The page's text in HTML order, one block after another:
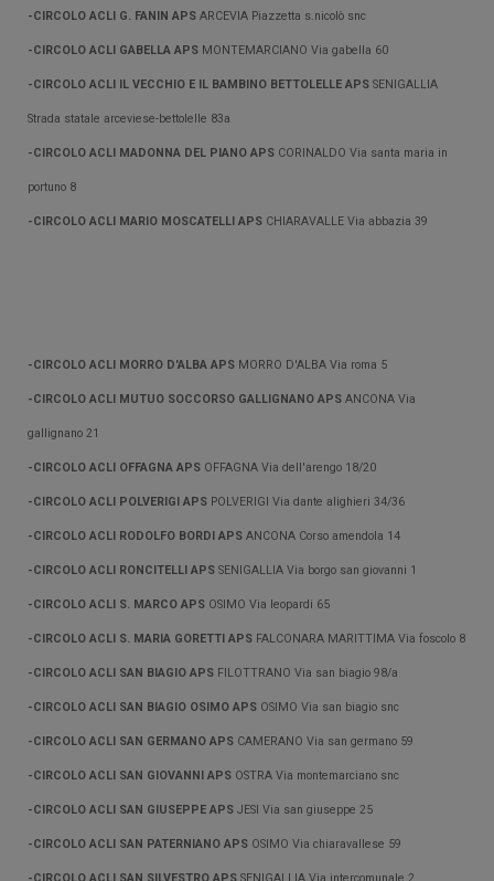
-CIRCOLO ACLI G. FANIN APS ARCEVIA Piazzetta s.nicolò snc
-CIRCOLO ACLI GABELLA APS MONTEMARCIANO Via gabella 60
-CIRCOLO ACLI IL VECCHIO E IL BAMBINO BETTOLELLE APS SENIGALLIA
Strada statale arceviese-bettolelle 83a
-CIRCOLO ACLI MADONNA DEL PIANO APS CORINALDO Via santa maria in
portuno 8
-CIRCOLO ACLI MARIO MOSCATELLI APS CHIARAVALLE Via abbazia 39
-CIRCOLO ACLI MORRO D'ALBA APS MORRO D'ALBA Via roma 5
-CIRCOLO ACLI MUTUO SOCCORSO GALLIGNANO APS ANCONA Via
gallignano 21
-CIRCOLO ACLI OFFAGNA APS OFFAGNA Via dell'arengo 18/20
-CIRCOLO ACLI POLVERIGI APS POLVERIGI Via dante alighieri 34/36
-CIRCOLO ACLI RODOLFO BORDI APS ANCONA Corso amendola 14
-CIRCOLO ACLI RONCITELLI APS SENIGALLIA Via borgo san giovanni 1
-CIRCOLO ACLI S. MARCO APS OSIMO Via leopardi 65
-CIRCOLO ACLI S. MARIA GORETTI APS FALCONARA MARITTIMA Via foscolo 8
-CIRCOLO ACLI SAN BIAGIO APS FILOTTRANO Via san biagio 98/a
-CIRCOLO ACLI SAN BIAGIO OSIMO APS OSIMO Via san biagio snc
-CIRCOLO ACLI SAN GERMANO APS CAMERANO Via san germano 59
-CIRCOLO ACLI SAN GIOVANNI APS OSTRA Via montemarciano snc
-CIRCOLO ACLI SAN GIUSEPPE APS JESI Via san giuseppe 25
-CIRCOLO ACLI SAN PATERNIANO APS OSIMO Via chiaravallese 59